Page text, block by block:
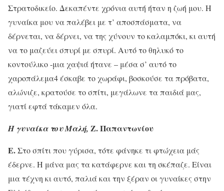
Στρατοδικείο. Δεκαπέντε χρόνια αυτή ήταν η ζωή μου. Η
γυναίκα μου να παλέβει με τ’ αποσπάσματα, να
δέρνεται, να δέρνει, να της χύνουν το καλαμπόκι, κι αυτή
να το μαζεύει σπυρί με σπυρί. Αυτό το θηλυκό το
κοντούλικο -μια χαψιά ήτανε – μέσα σ’ αυτό το
χαροπάλεμα4 έσκαβε το χωράφι, βοσκούσε τα πρόβατα,
αλώνιζε, κρατούσε το σπίτι, μεγάλωνε τα παιδιά μας,
γιατί εφτά τάκαμεν όλα.
Η γυναίκα του Μαλή, Ζ. Παπαντωνίου
Ε.Στο σπίτι που γύρισα, τότε φάνηκε τι φτώχεια μάς
έδερνε. Η μάνα μας τα κατάφερνε και τη σκέπαζε. Είναι
μια τέχνη κι αυτό, παλιά και την ξέραν οι γυναίκες στην